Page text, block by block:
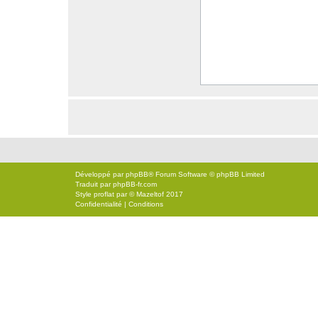
Développé parphpBB® Forum Software © phpBB Limited
Traduit parphpBB-fr.com
Style proflat par ©Mazeltof 2017
Confidentialité | Conditions